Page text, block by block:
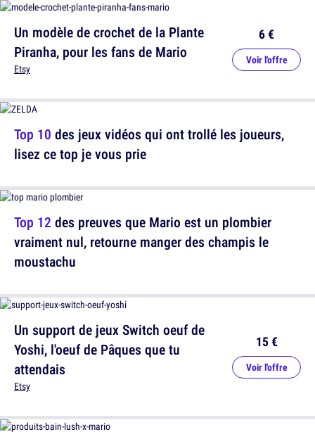
Top 10 des jeux vidéos qui ont trollé les joueurs,
lisez ce top je vous prie
Un support de jeux Switch oeuf de
Yoshi, l'oeuf de Pâques que tu
attendais
Etsy
15 €
Voir l'offre
Un modèle de crochet de la Plante
Piranha, pour les fans de Mario
Etsy
6 €
Voir l'offre
Top 12 des preuves que Mario est un plombier
vraiment nul, retourne manger des champis le
moustachu